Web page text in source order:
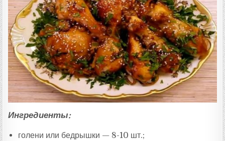
Ингредиенты:
голени или бедрышки — 8-10 шт.;